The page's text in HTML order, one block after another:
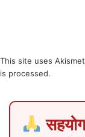
This site uses
is processed.